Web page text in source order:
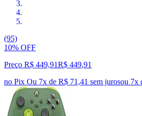
(95)
10% OFF
Preço R$ 449,91R$ 449,91
no Pix Ou 7x de R$ 71,41 sem jurosou 7x